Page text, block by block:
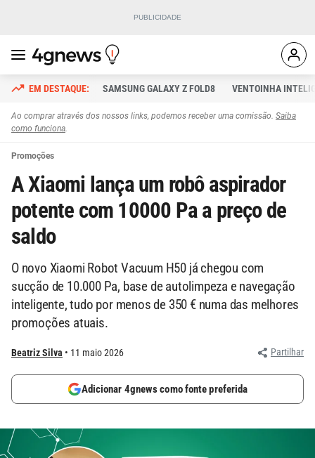
SAMSUNG GALAXY Z FOLD8 VENTOINHA
Ao comprar através dos nossos links, podemos receber uma comissão. Saiba
como funciona.
Promoções
A Xiaomi lança um robô aspirador
potente com 10000 Pa a preço de
saldo
O novo Xiaomi Robot Vacuum H50 já chegou com
sucção de 10.000 Pa, base de autolimpeza e navegação
inteligente, tudo por menos de 350 € numa das melhores
promoções atuais.
Beatriz Silva 11 maio 2026 Partilhar
Adicionar 4gnews como fonte preferida